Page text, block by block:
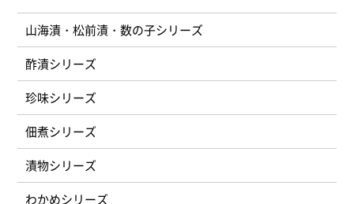
山海漬・松前漬・数の子シリーズ
酢漬シリーズ
珍味シリーズ
佃煮シリーズ
漬物シリーズ
わかめシリーズ